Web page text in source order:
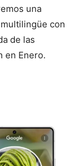
una
con
de las
en Enero.